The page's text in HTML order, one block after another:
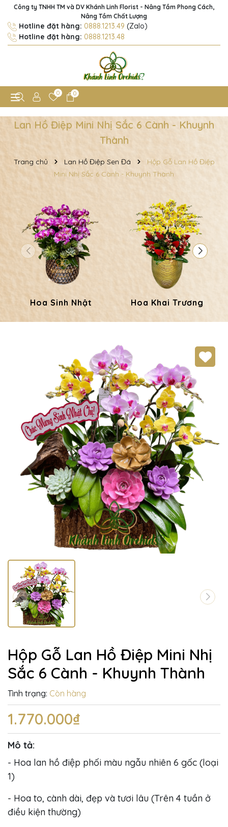
Công ty TNHH TM và DV Khánh Linh Florist - Nâng Tầm Phong Cách,
Nâng Tầm Chất Lượng
Hotline đặt hàng: 0888.1213.49 (Zalo)
Hotline đặt hàng: 0888.1213.48
0 0
Lan Hồ Điệp Mini Nhị Sắc 6 Cành - Khuynh
Thành
Trang chủ Lan Hồ Điệp Sen Đá
Hộp Gỗ Lan Hồ Điệp
Mini Nhị Sắc 6 Cành - Khuynh Thành
Hoa Sinh Nhật Hoa Khai Trương
Hộp Gỗ Lan Hồ Điệp Mini Nhị
Sắc 6 Cành - Khuynh Thành
Tình trạng: Còn hàng
1.770.000₫
Mô tả:
- Hoa lan hồ điệp phối màu ngẫu nhiên 6 gốc (loại
1)
- Hoa to, cành dài, đẹp và tươi lâu (Trên 4 tuần ở
điều kiện thường)